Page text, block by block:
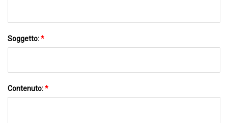
Soggetto:*
Contenuto:*